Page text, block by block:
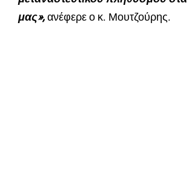
μας»,ανέφερε ο κ. Μουτζούρης.